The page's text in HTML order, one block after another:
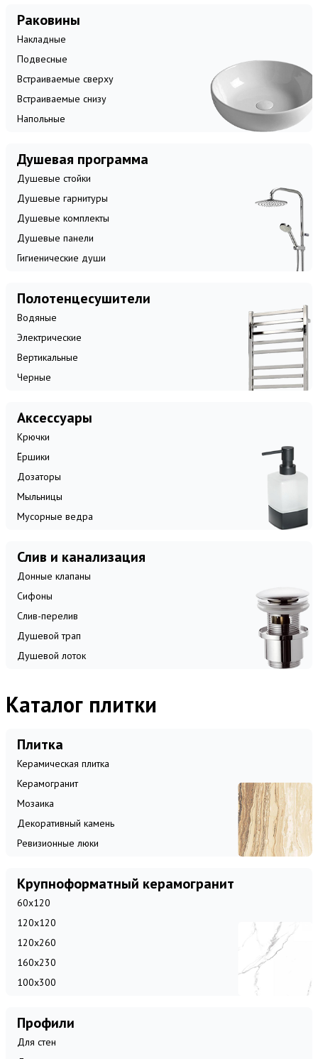
Раковины
Накладные
Подвесные
Встраиваемые сверху
Встраиваемые снизу
Напольные
Душевая программа
Душевые стойки
Душевые гарнитуры
Душевые комплекты
Душевые панели
Гигиенические души
Полотенцесушители
Водяные
Электрические
Вертикальные
Черные
Аксессуары
Крючки
Ёршики
Дозаторы
Мыльницы
Мусорные ведра
Слив и канализация
Донные клапаны
Сифоны
Слив-перелив
Душевой трап
Душевой лоток
Каталог плитки
Плитка
Керамическая плитка
Керамогранит
Мозаика
Декоративный камень
Ревизионные люки
Крупноформатный керамогранит
60x120
120x120
120x260
160x230
100x300
Профили
Для стен